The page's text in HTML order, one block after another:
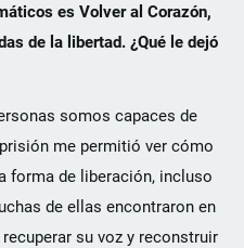
es Volver al Corazón,
de la libertad. ¿Qué le dejó
somos capaces de
me permitió ver cómo
forma de liberación, incluso
de ellas encontraron en
su voz y reconstruir